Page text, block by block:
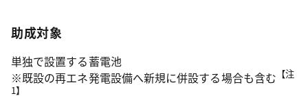
助成対象
単独で設置する蓄電池
※既設の再エネ発電設備へ新規に併設する場合も含む 【注
1】